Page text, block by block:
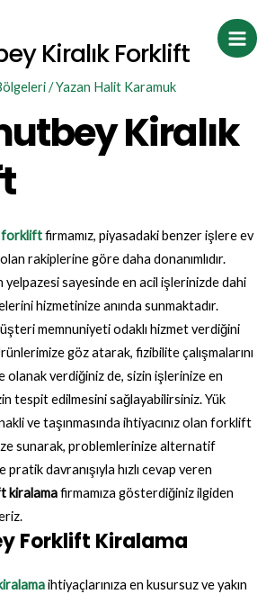
Main
Kiralık Forklift
/ Yazan Halit Karamuk
Kiralık
forkliftfirmamız, piyasadaki benzer işlere ev
rakiplerine göre daha donanımlıdır.
sayesinde en acil işlerinizde dahi
hizmetinize anında sunmaktadır.
memnuniyeti odaklı hizmet verdiğini
göz atarak, fizibilite çalışmalarını
olanak verdiğiniz de, sizin işlerinize en
tespit edilmesini sağlayabilirsiniz. Yük
ve taşınmasında ihtiyacınız olan forklift
sunarak, problemlerinize alternatif
davranışıyla hızlı cevap veren
kiralamafirmamıza gösterdiğiniz ilgiden
Forklift Kiralama
ihtiyaçlarınıza en kusursuz ve yakın